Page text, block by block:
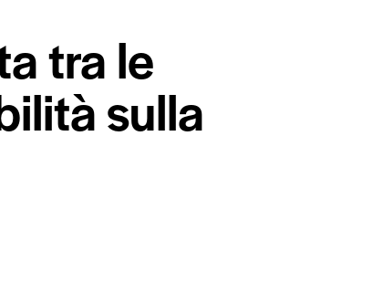
tra le
sulla